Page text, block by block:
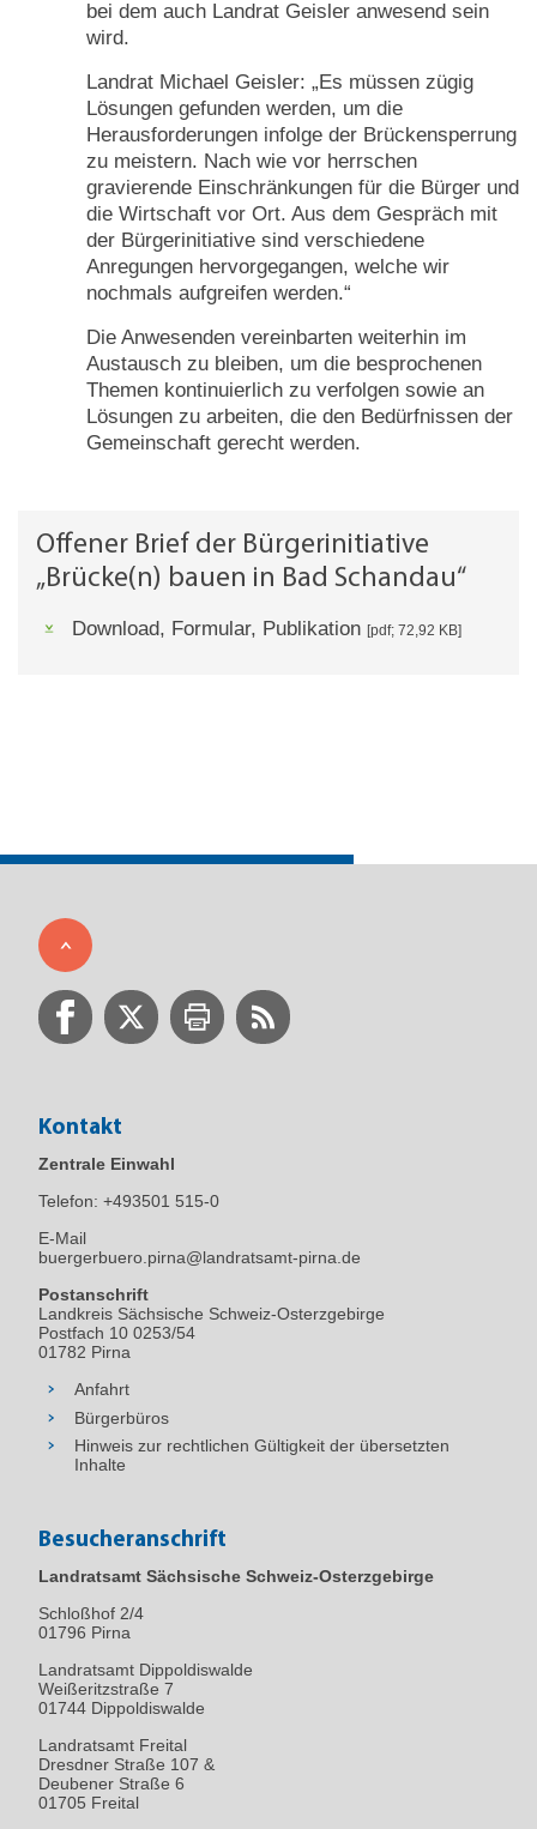
bei dem auch Landrat Geisler anwesend sein
wird.
Landrat Michael Geisler: „Es müssen zügig
Lösungen gefunden werden, um die
Herausforderungen infolge der Brückensperrung
zu meistern. Nach wie vor herrschen
gravierende Einschränkungen für die Bürger und
die Wirtschaft vor Ort. Aus dem Gespräch mit
der Bürgerinitiative sind verschiedene
Anregungen hervorgegangen, welche wir
nochmals aufgreifen werden.“
Die Anwesenden vereinbarten weiterhin im
Austausch zu bleiben, um die besprochenen
Themen kontinuierlich zu verfolgen sowie an
Lösungen zu arbeiten, die den Bedürfnissen der
Gemeinschaft gerecht werden.
Offener Brief der Bürgerinitiative
„Brücke(n) bauen in Bad Schandau“
Download, Formular, Publikation [pdf; 72,92 KB]
Kontakt
Zentrale Einwahl
Telefon: +493501 515-0
E-Mail
buergerbuero.pirna@landratsamt-pirna.de
Postanschrift
Landkreis Sächsische Schweiz-Osterzgebirge
Postfach 10 0253/54
01782 Pirna
Anfahrt
Bürgerbüros
Hinweis zur rechtlichen Gültigkeit der übersetzten
Inhalte
Besucheranschrift
Landratsamt Sächsische Schweiz-Osterzgebirge
Schloßhof 2/4
01796 Pirna
Landratsamt Dippoldiswalde
Weißeritzstraße 7
01744 Dippoldiswalde
Landratsamt Freital
Dresdner Straße 107 &
Deubener Straße 6
01705 Freital